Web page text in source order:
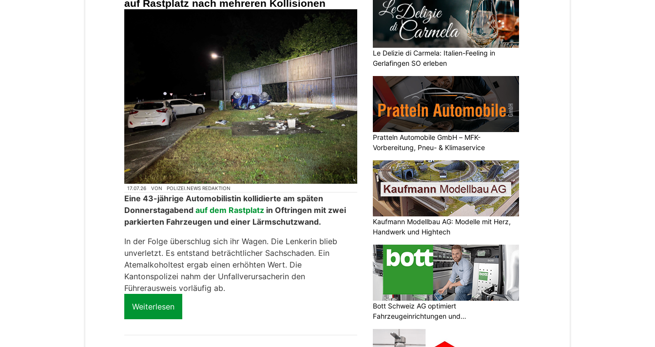
POLIZEI.NEWS REDAKTION
Bei einem Selbstunfall eines Autofahrersauf der A1bei
Eschlikon entstand am Dienstagnachmittag Sachschaden.
Die Kantonspolizei Thurgau sucht Zeugen.
Weiterlesen
Pizza Spicy Laufen BL: Holen Sie sich
knusprige Pizza und Döner nach Hause
Vida y Salud: Ihre Adresse für gezielte
Fussmassage in Schönenwerd SO
und sicheren Transport Ihrer Güter
Bähnli-Shop Barmettler: Digitale
Modelleisenbahn professionell erklärt
Oftringen AG: Autofahrerin überschlägt sich
auf Rastplatz nach mehreren Kollisionen
Le Delizie di Carmela: Italien-Feeling in
Gerlafingen SO erleben
Pratteln Automobile GmbH – MFK-
Vorbereitung, Pneu- & Klimaservice
Kaufmann Modellbau AG: Modelle mit Herz,
Handwerk und Hightech
Bott Schweiz AG optimiert
Fahrzeugeinrichtungen und